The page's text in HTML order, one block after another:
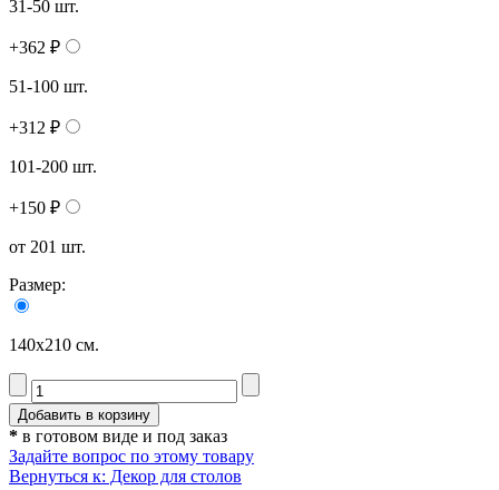
31-50 шт.
+362 ₽
51-100 шт.
+312 ₽
101-200 шт.
+150 ₽
от 201 шт.
Размер:
140x210 см.
* в готовом виде и под заказ
Задайте вопрос по этому товару
Вернуться к: Декор для столов